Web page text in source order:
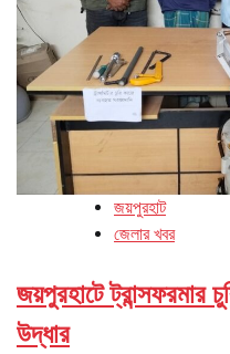
জয়পুরহাট
জেলার খবর
জয়পুরহাটে ট্রান্সফরমার
উদ্ধার